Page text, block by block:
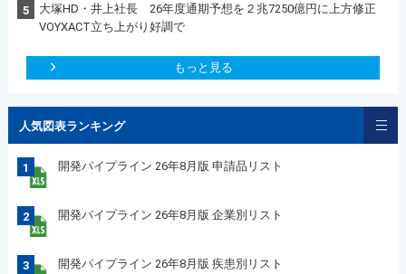
5
大塚HD・井上社長 26年度通期予想を２兆7250億円に上方修正
VOYXACT立ち上がり好調で
もっと見る
人気図表ランキング
1 開発パイプライン 26年8月版 申請品リスト
2 開発パイプライン 26年8月版 企業別リスト
3 開発パイプライン 26年8月版 疾患別リスト